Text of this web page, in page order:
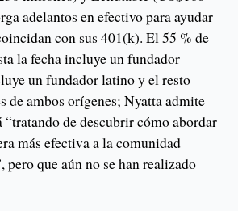
adelantos en efectivo para ayudar
con sus 401(k). El 55 % de
la fecha incluye un fundador
un fundador latino y el resto
de ambos orígenes; Nyatta admite
“tratando de descubrir cómo abordar
más efectiva a la comunidad
pero que aún no se han realizado